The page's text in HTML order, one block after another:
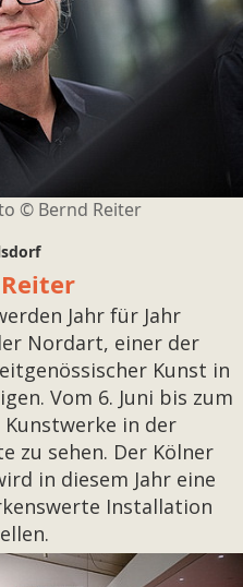
© Bernd Reiter
Jahr für Jahr
Nordart, einer der
Kunst in
Vom 6. Juni bis zum
in der
zu sehen. Der Kölner
in diesem Jahr eine
Installation